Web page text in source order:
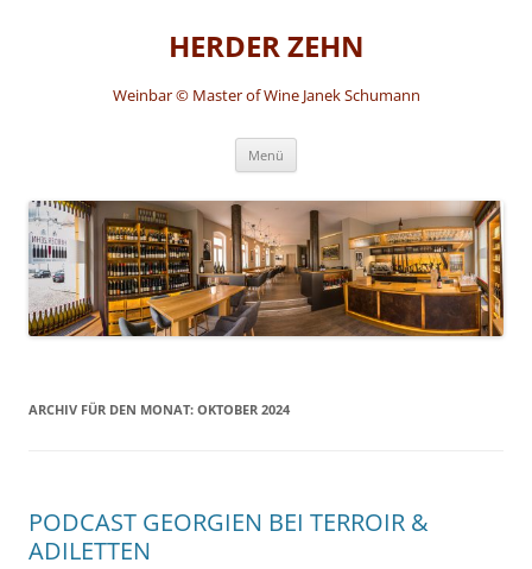
HERDER ZEHN
Weinbar © Master of Wine Janek Schumann
Menü
ARCHIV FÜR DEN MONAT: OKTOBER 2024
PODCAST GEORGIEN BEI TERROIR &
ADILETTEN